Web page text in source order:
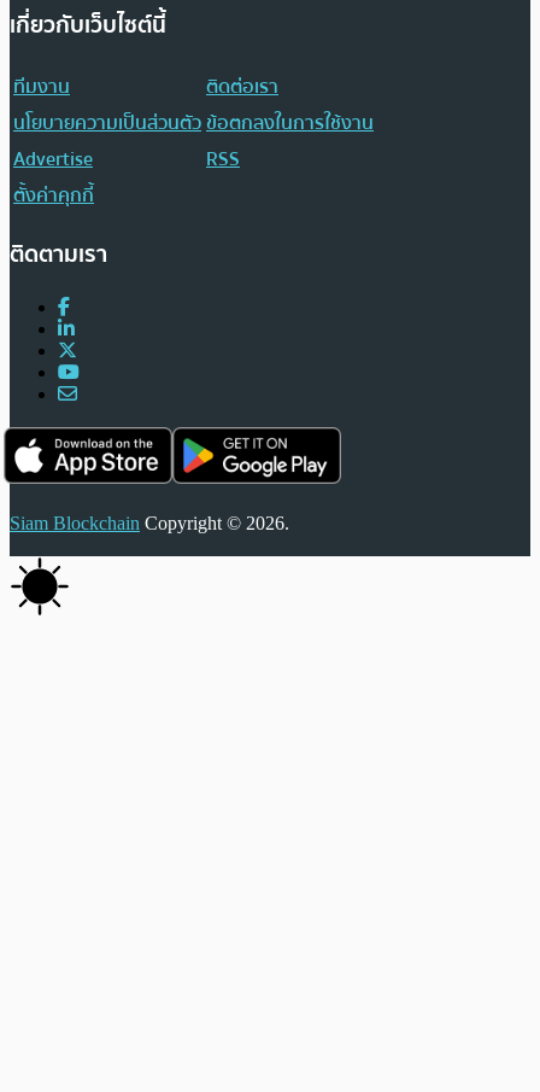
เกี่ยวกับเว็บไซต์นี้
ทีมงาน
ติดต่อเรา
นโยบายความเป็นส่วนตัวข้อตกลงในการใช้งาน
Advertise
RSS
ตั้งค่าคุกกี้
ติดตามเรา
Siam Blockchain Copyright © 2026.